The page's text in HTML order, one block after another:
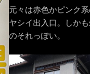
元々は赤色かピンク
ヤシイ出入口。しか
のそれっぽい。